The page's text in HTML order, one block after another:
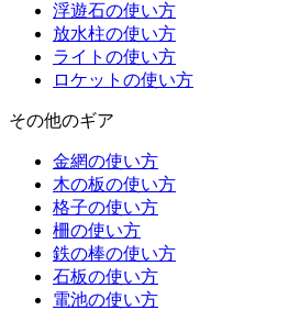
浮遊石の使い方
放水柱の使い方
ライトの使い方
ロケットの使い方
その他のギア
金網の使い方
木の板の使い方
格子の使い方
柵の使い方
鉄の棒の使い方
石板の使い方
電池の使い方